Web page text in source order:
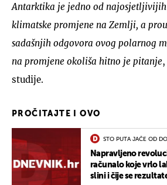
Antarktika je jedno od
klimatske promjene na Zemlji, a
sadašnjih odgovora ovog polarnog
na promjene okoliša hitno je pitanje
studije.
PROČITAJTE I OVO
STO PUTA JAČE OD
Napravljeno
računalo koje vrlo
slini i čije se